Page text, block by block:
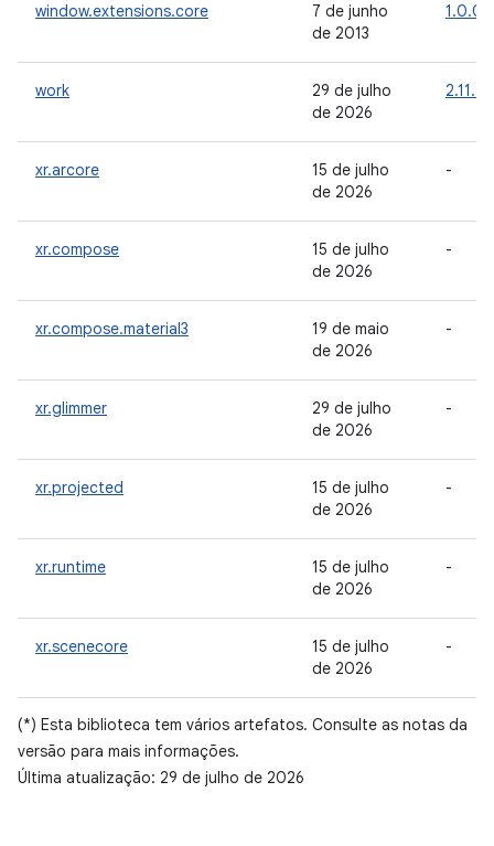
window.extensions.core
7 de junho
de 2013
1.0.0
work
29 de julho
de 2026
2.11.2
xr.arcore
15 de julho
de 2026
-
xr.compose
15 de julho
de 2026
-
xr.compose.material3
19 de maio
de 2026
-
xr.glimmer
29 de julho
de 2026
-
xr.projected
15 de julho
de 2026
-
xr.runtime
15 de julho
de 2026
-
xr.scenecore
15 de julho
de 2026
-
(*) Esta biblioteca tem vários artefatos. Consulte as notas da
versão para mais informações.
Última atualização: 29 de julho de 2026